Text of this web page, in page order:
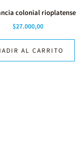
colonial rioplatense
$27.000,00
AL CARRITO